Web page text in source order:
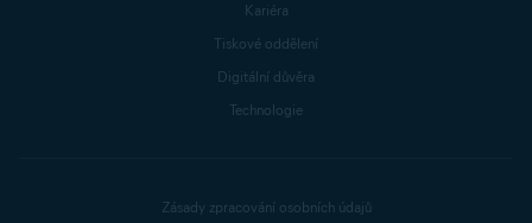
Kariéra
Tiskové oddělení
Digitální důvěra
Technologie
Zásady zpracování osobních údajů